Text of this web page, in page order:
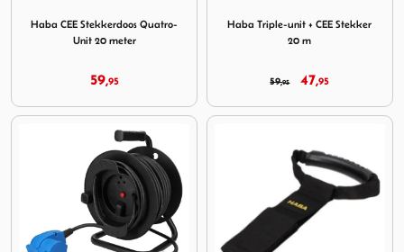
Haba CEE Stekkerdoos Quatro-
Unit 20 meter
59,95
Haba Triple-unit + CEE Stekker
20 m
59,95 47,95